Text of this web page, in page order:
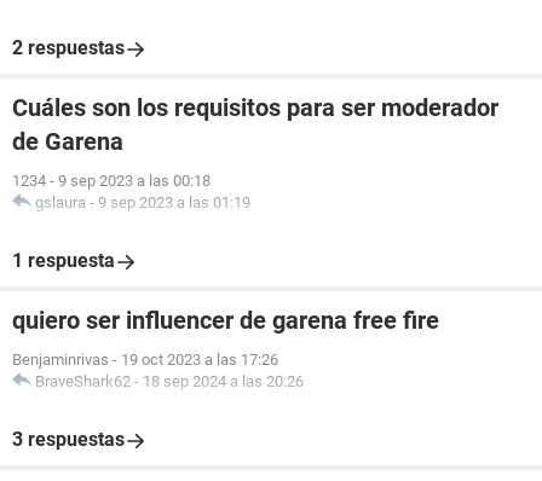
2 respuestas
Cuáles son los requisitos para ser moderador
de Garena
1234 - 9 sep 2023 a las 00:18
gslaura - 9 sep 2023 a las 01:19
1 respuesta
quiero ser influencer de garena free fire
Benjaminrivas - 19 oct 2023 a las 17:26
BraveShark62 - 18 sep 2024 a las 20:26
3 respuestas